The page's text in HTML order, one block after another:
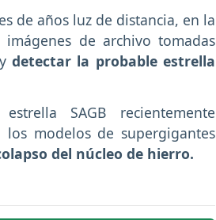
de años luz de distancia, en la
de archivo tomadas
detectar la probable estrella
SAGB recientemente
modelos de supergigantes
del núcleo de hierro.